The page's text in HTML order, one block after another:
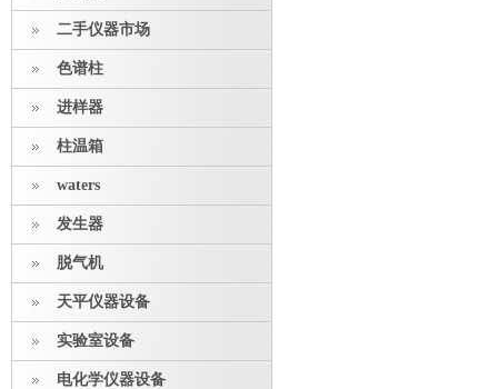
二手仪器市场
色谱柱
进样器
柱温箱
waters
发生器
脱气机
天平仪器设备
实验室设备
电化学仪器设备